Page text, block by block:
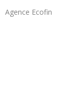
Agence Ecofin